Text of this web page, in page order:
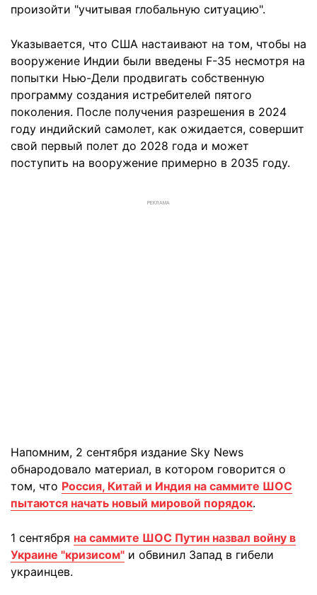
произойти "учитывая глобальную ситуацию".
Указывается, что США настаивают на том, чтобы на
вооружение Индии были введены F-35 несмотря на
попытки Нью-Дели продвигать собственную
программу создания истребителей пятого
поколения. После получения разрешения в 2024
году индийский самолет, как ожидается, совершит
свой первый полет до 2028 года и может
поступить на вооружение примерно в 2035 году.
РЕКЛАМА
Напомним, 2 сентября издание Sky News
обнародовало материал, в котором говорится о
том, что Россия, Китай и Индия на саммите ШОС
пытаются начать новый мировой порядок.
1 сентября на саммите ШОС Путин назвал войну в
Украине "кризисом" и обвинил Запад в гибели
украинцев.